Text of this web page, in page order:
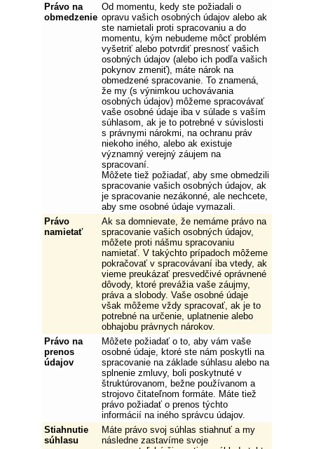
Právo na
obmedzenie
Od momentu, kedy ste požiadali o
opravu vašich osobných údajov alebo ak
ste namietali proti spracovaniu a do
momentu, kým nebudeme môcť problém
vyšetriť alebo potvrdiť presnosť vašich
osobných údajov (alebo ich podľa vašich
pokynov zmeniť), máte nárok na
obmedzené spracovanie. To znamená,
že my (s výnimkou uchovávania
osobných údajov) môžeme spracovávať
vaše osobné údaje iba v súlade s vaším
súhlasom, ak je to potrebné v súvislosti
s právnymi nárokmi, na ochranu práv
niekoho iného, alebo ak existuje
významný verejný záujem na
spracovaní.
Môžete tiež požiadať, aby sme obmedzili
spracovanie vašich osobných údajov, ak
je spracovanie nezákonné, ale nechcete,
aby sme osobné údaje vymazali.
Právo
namietať
Ak sa domnievate, že nemáme právo na
spracovanie vašich osobných údajov,
môžete proti nášmu spracovaniu
namietať. V takýchto prípadoch môžeme
pokračovať v spracovávaní iba vtedy, ak
vieme preukázať presvedčivé oprávnené
dôvody, ktoré prevážia vaše záujmy,
práva a slobody. Vaše osobné údaje
však môžeme vždy spracovať, ak je to
potrebné na určenie, uplatnenie alebo
obhajobu právnych nárokov.
Právo na
prenos
údajov
Môžete požiadať o to, aby vám vaše
osobné údaje, ktoré ste nám poskytli na
spracovanie na základe súhlasu alebo na
splnenie zmluvy, boli poskytnuté v
štruktúrovanom, bežne používanom a
strojovo čitateľnom formáte. Máte tiež
právo požiadať o prenos týchto
informácií na iného správcu údajov.
Stiahnutie
súhlasu
Máte právo svoj súhlas stiahnuť a my
následne zastavíme svoje